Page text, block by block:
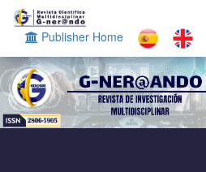
Navegación
principal
Contenido
principal
Barra
lateral
Publisher Home